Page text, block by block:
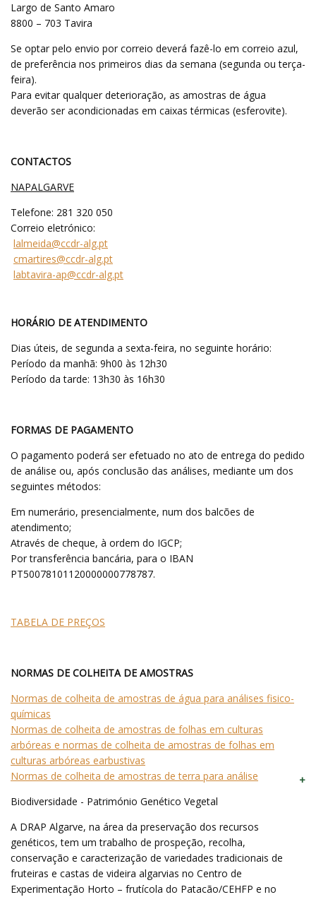
Largo de Santo Amaro
8800 – 703 Tavira
Se optar pelo envio por correio deverá fazê-lo em correio azul,
de preferência nos primeiros dias da semana (segunda ou terça-
feira).
Para evitar qualquer deterioração, as amostras de água
deverão ser acondicionadas em caixas térmicas (esferovite).
CONTACTOS
NAPALGARVE
Telefone: 281 320 050
Correio eletrónico:
lalmeida@ccdr-alg.pt
cmartires@ccdr-alg.pt
labtavira-ap@ccdr-alg.pt
HORÁRIO DE ATENDIMENTO
Dias úteis, de segunda a sexta-feira, no seguinte horário:
Período da manhã: 9h00 às 12h30
Período da tarde: 13h30 às 16h30
FORMAS DE PAGAMENTO
O pagamento poderá ser efetuado no ato de entrega do pedido
de análise ou, após conclusão das análises, mediante um dos
seguintes métodos:
Em numerário, presencialmente, num dos balcões de
atendimento;
Através de cheque, à ordem do IGCP;
Por transferência bancária, para o IBAN
PT50078101120000000778787.
TABELA DE PREÇOS
NORMAS DE COLHEITA DE AMOSTRAS
Normas de colheita de amostras de água para análises fisico-
químicas
Normas de colheita de amostras de folhas em culturas
arbóreas e normas de colheita de amostras de folhas em
culturas arbóreas earbustivas
Normas de colheita de amostras de terra para análise
Biodiversidade - Património Genético Vegetal
A DRAP Algarve, na área da preservação dos recursos
genéticos, tem um trabalho de prospeção, recolha,
conservação e caracterização de variedades tradicionais de
fruteiras e castas de videira algarvias no Centro de
Experimentação Horto – frutícola do Patacão/CEHFP e no